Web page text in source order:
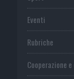
Eventi
Rubriche
Cooperazione